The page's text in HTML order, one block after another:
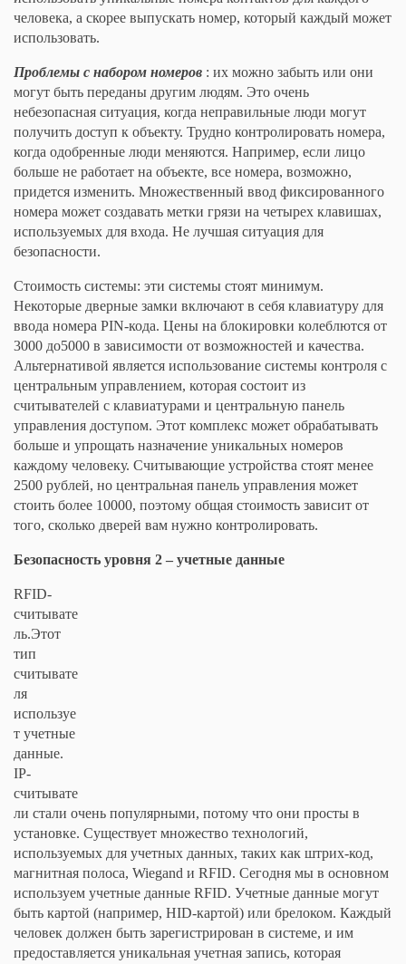
человека, а скорее выпускать номер, который каждый может
использовать.
Проблемы с набором номеров : их можно забыть или они
могут быть переданы другим людям. Это очень
небезопасная ситуация, когда неправильные люди могут
получить доступ к объекту. Трудно контролировать номера,
когда одобренные люди меняются. Например, если лицо
больше не работает на объекте, все номера, возможно,
придется изменить. Множественный ввод фиксированного
номера может создавать метки грязи на четырех клавишах,
используемых для входа. Не лучшая ситуация для
безопасности.
Стоимость системы: эти системы стоят минимум.
Некоторые дверные замки включают в себя клавиатуру для
ввода номера PIN-кода. Цены на блокировки колеблются от
3000 до5000 в зависимости от возможностей и качества.
Альтернативой является использование системы контроля с
центральным управлением, которая состоит из
считывателей с клавиатурами и центральную панель
управления доступом. Этот комплекс может обрабатывать
больше и упрощать назначение уникальных номеров
каждому человеку. Считывающие устройства стоят менее
2500 рублей, но центральная панель управления может
стоить более 10000, поэтому общая стоимость зависит от
того, сколько дверей вам нужно контролировать.
Безопасность уровня 2 – учетные данные
RFID-
считывате
ль.Этот
тип
считывате
ля
используе
т учетные
данные.
IP-
считывате
ли стали очень популярными, потому что они просты в
установке. Существует множество технологий,
используемых для учетных данных, таких как штрих-код,
магнитная полоса, Wiegand и RFID. Сегодня мы в основном
используем учетные данные RFID. Учетные данные могут
быть картой (например, HID-картой) или брелоком. Каждый
человек должен быть зарегистрирован в системе, и им
предоставляется уникальная учетная запись, которая